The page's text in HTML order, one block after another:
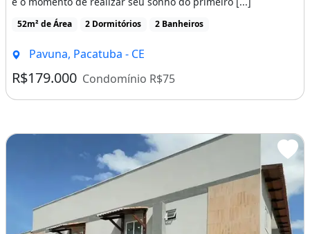
Não desista dos seus sonhos
Churrasqueira
52m² de Área 2 Dormitórios 2 Banheiros
Pavuna, Pacatuba - CE
R$179.000 Condomínio R$75